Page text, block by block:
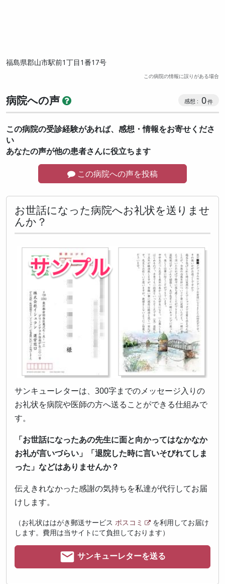
福島県郡山市駅前1丁目1番17号
この病院の情報に誤りがある場合
病院への声 0
この病院の受診経験があれば、感想・情報をお寄せくださ
い
あなたの声が他の患者さんに役立ちます
この病院への声を投稿
お世話になった病院へお礼状を送りませ
んか？
サンキューレターは、300字までのメッセージ入りの
お礼状を病院や医師の方へ送ることができる仕組みで
す。
「お世話になったあの先生に面と向かってはなかなか
お礼が言いづらい」「退院した時に言いそびれてしま
った」などはありませんか？
伝えきれなかった感謝の気持ちを私達が代行してお届
けします。
（お礼状ははがき郵送サービス ポスコミ
を利用してお届け
します。費用は当サイトにて負担しております）
サンキューレターを送る